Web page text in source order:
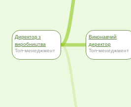
Директор з
виробництва
Топ-менеджмент
Виконавчий
директор
Топ-менеджмент